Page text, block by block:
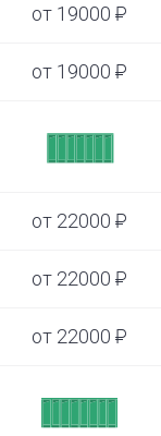
от 19000 
от 19000 
от 22000 
от 22000 
от 22000 